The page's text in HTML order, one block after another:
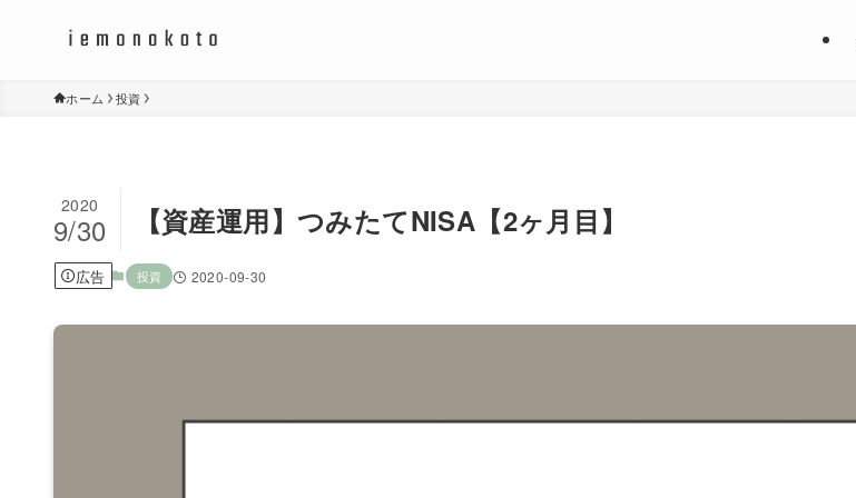
ホーム 投資
【資産運用】つみたてNISA【2ヶ月目】
2020
9/30
広告 投資 2020-09-30